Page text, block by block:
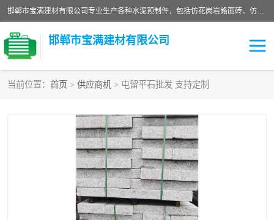
邯郸市宝满建材有限公司专业生产各种水泥预制件，包括仿花岗岩路面砖、仿花岗岩人行道砖、仿花岗岩路侧石、烧结砖、植草砖、码头砖连锁块、仿花岗岩路侧石、沙井盖、水泥盖板等各种水泥制品
邯郸市宝满建材有限公司
当前位置： 首页 > 供应商机 > 屯留平石批发 支持定制
混凝土路沿石
便道砖
花岗岩路岩石 盲道砖